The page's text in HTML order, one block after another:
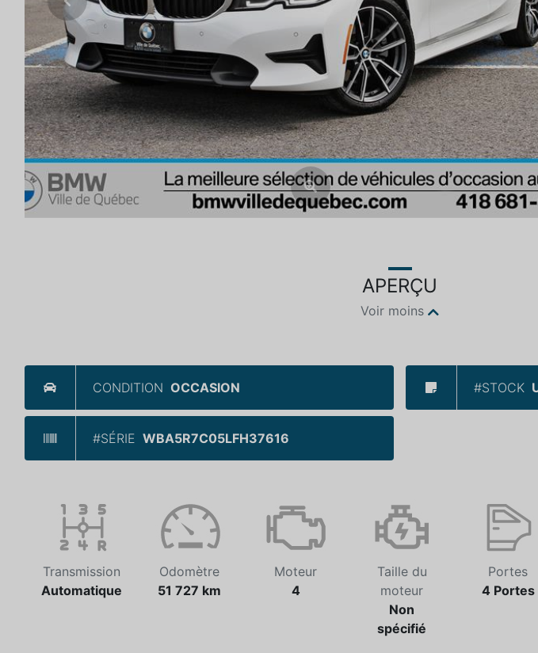
Previous
APERÇU
Voir moins
CONDITION OCCASION #STOCK
#SÉRIE WBA5R7C05LFH37616
Transmission
Automatique
Odomètre
51 727 km
Moteur
4
Taille du
moteur
Non
spécifié
Portes
4 Portes